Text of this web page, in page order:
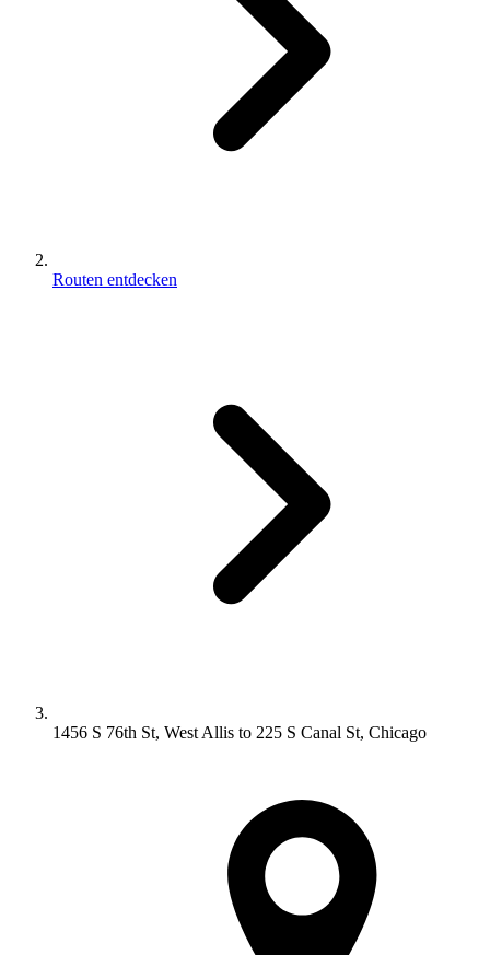
Routen entdecken
1456 S 76th St, West Allis to 225 S Canal St, Chicago